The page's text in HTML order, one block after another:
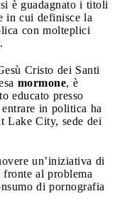
è guadagnato i titoli
in cui definisce la
con molteplici
Cristo dei Santi
mormone, è
educato presso
in politica ha
Lake City, sede dei
un’iniziativa di
al problema
di pornografia